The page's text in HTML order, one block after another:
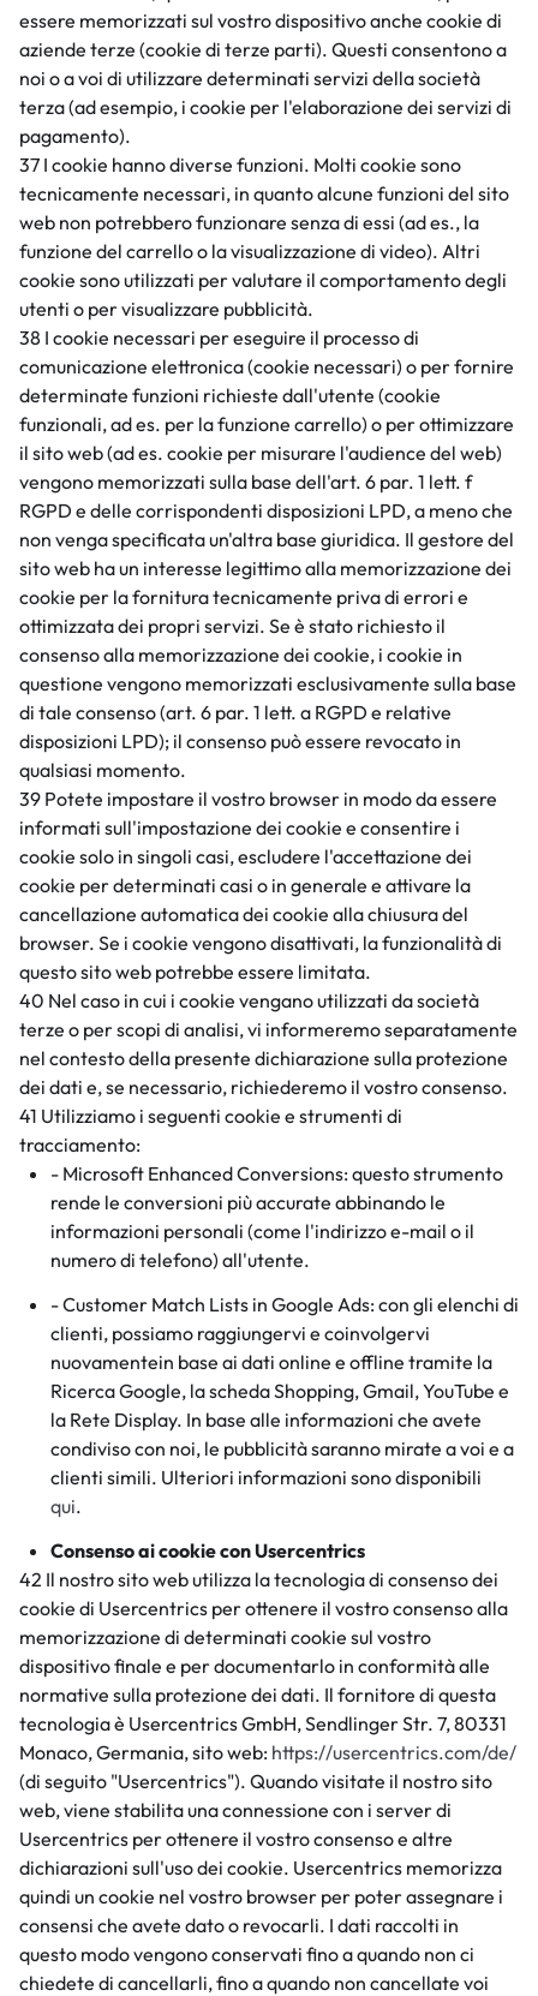
essere memorizzati sul vostro dispositivo anche cookie di
aziende terze (cookie di terze parti). Questi consentono a
noi o a voi di utilizzare determinati servizi della società
terza (ad esempio, i cookie per l'elaborazione dei servizi di
pagamento).
37 I cookie hanno diverse funzioni. Molti cookie sono
tecnicamente necessari, in quanto alcune funzioni del sito
web non potrebbero funzionare senza di essi (ad es., la
funzione del carrello o la visualizzazione di video). Altri
cookie sono utilizzati per valutare il comportamento degli
utenti o per visualizzare pubblicità.
38 I cookie necessari per eseguire il processo di
comunicazione elettronica (cookie necessari) o per fornire
determinate funzioni richieste dall'utente (cookie
funzionali, ad es. per la funzione carrello) o per ottimizzare
il sito web (ad es. cookie per misurare l'audience del web)
vengono memorizzati sulla base dell'art. 6 par. 1 lett. f
RGPD e delle corrispondenti disposizioni LPD, a meno che
non venga specificata un'altra base giuridica. Il gestore del
sito web ha un interesse legittimo alla memorizzazione dei
cookie per la fornitura tecnicamente priva di errori e
ottimizzata dei propri servizi. Se è stato richiesto il
consenso alla memorizzazione dei cookie, i cookie in
questione vengono memorizzati esclusivamente sulla base
di tale consenso (art. 6 par. 1 lett. a RGPD e relative
disposizioni LPD); il consenso può essere revocato in
qualsiasi momento.
39 Potete impostare il vostro browser in modo da essere
informati sull'impostazione dei cookie e consentire i
cookie solo in singoli casi, escludere l'accettazione dei
cookie per determinati casi o in generale e attivare la
cancellazione automatica dei cookie alla chiusura del
browser. Se i cookie vengono disattivati, la funzionalità di
questo sito web potrebbe essere limitata.
40 Nel caso in cui i cookie vengano utilizzati da società
terze o per scopi di analisi, vi informeremo separatamente
nel contesto della presente dichiarazione sulla protezione
dei dati e, se necessario, richiederemo il vostro consenso.
41 Utilizziamo i seguenti cookie e strumenti di
tracciamento:
- Microsoft Enhanced Conversions: questo strumento
rende le conversioni più accurate abbinando le
informazioni personali (come l'indirizzo e-mail o il
numero di telefono) all'utente.
- Customer Match Lists in Google Ads: con gli elenchi di
clienti, possiamo raggiungervi e coinvolgervi
nuovamentein base ai dati online e offline tramite la
Ricerca Google, la scheda Shopping, Gmail, YouTube e
la Rete Display. In base alle informazioni che avete
condiviso con noi, le pubblicità saranno mirate a voi e a
clienti simili. Ulteriori informazioni sono disponibili
qui.
Consenso ai cookie con Usercentrics
42 Il nostro sito web utilizza la tecnologia di consenso dei
cookie di Usercentrics per ottenere il vostro consenso alla
memorizzazione di determinati cookie sul vostro
dispositivo finale e per documentarlo in conformità alle
normative sulla protezione dei dati. Il fornitore di questa
tecnologia è Usercentrics GmbH, Sendlinger Str. 7, 80331
Monaco, Germania, sito web: https://usercentrics.com/de/
(di seguito "Usercentrics"). Quando visitate il nostro sito
web, viene stabilita una connessione con i server di
Usercentrics per ottenere il vostro consenso e altre
dichiarazioni sull'uso dei cookie. Usercentrics memorizza
quindi un cookie nel vostro browser per poter assegnare i
consensi che avete dato o revocarli. I dati raccolti in
questo modo vengono conservati fino a quando non ci
chiedete di cancellarli, fino a quando non cancellate voi